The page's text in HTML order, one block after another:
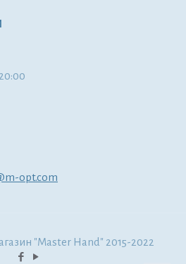
opt.com
"Master Hand" 2015-2022